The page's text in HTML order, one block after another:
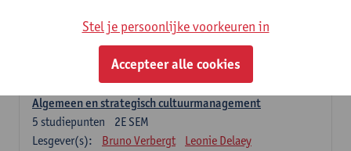
Managementopleidingsonderdelen
Dit vervangt dan 'Critical reflections on arts and culture' in het
Algemeen en strategisch cultuurmanagement
2E SEM
5 studiepunten
Lesgever(s):
Bruno Verbergt
Leonie Delaey
Stel je persoonlijke voorkeuren in
Accepteer alle cookies